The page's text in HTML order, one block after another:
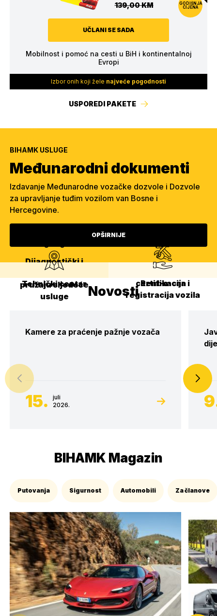
GODIŠNJA
CIJENA
139,00 KM
UČLANI SE SADA
Mobilnost i pomoć na cesti u BiH i kontinentalnoj
Evropi
Izbor onih koji žele najveće pogodnosti
USPOREDI PAKETE
BIHAMK USLUGE
Međunarodni dokumenti
Izdavanje Međunarodne vozačke dozvole i Dozvole
za upravljanje tuđim vozilom van Bosne i
Hercegovine.
OPŠIRNIJE
Dijagnostički i
servisni centar
pružaju sljedeće
usluge
Homologacija,
certifikacija i
registracija vozila
Tehnički centar Rent-a-car
Novosti
Kamere za praćenje pažnje vozača
15.
juli
2026.
BIHAMK Magazin
Putovanja Sigurnost Automobili Za članove